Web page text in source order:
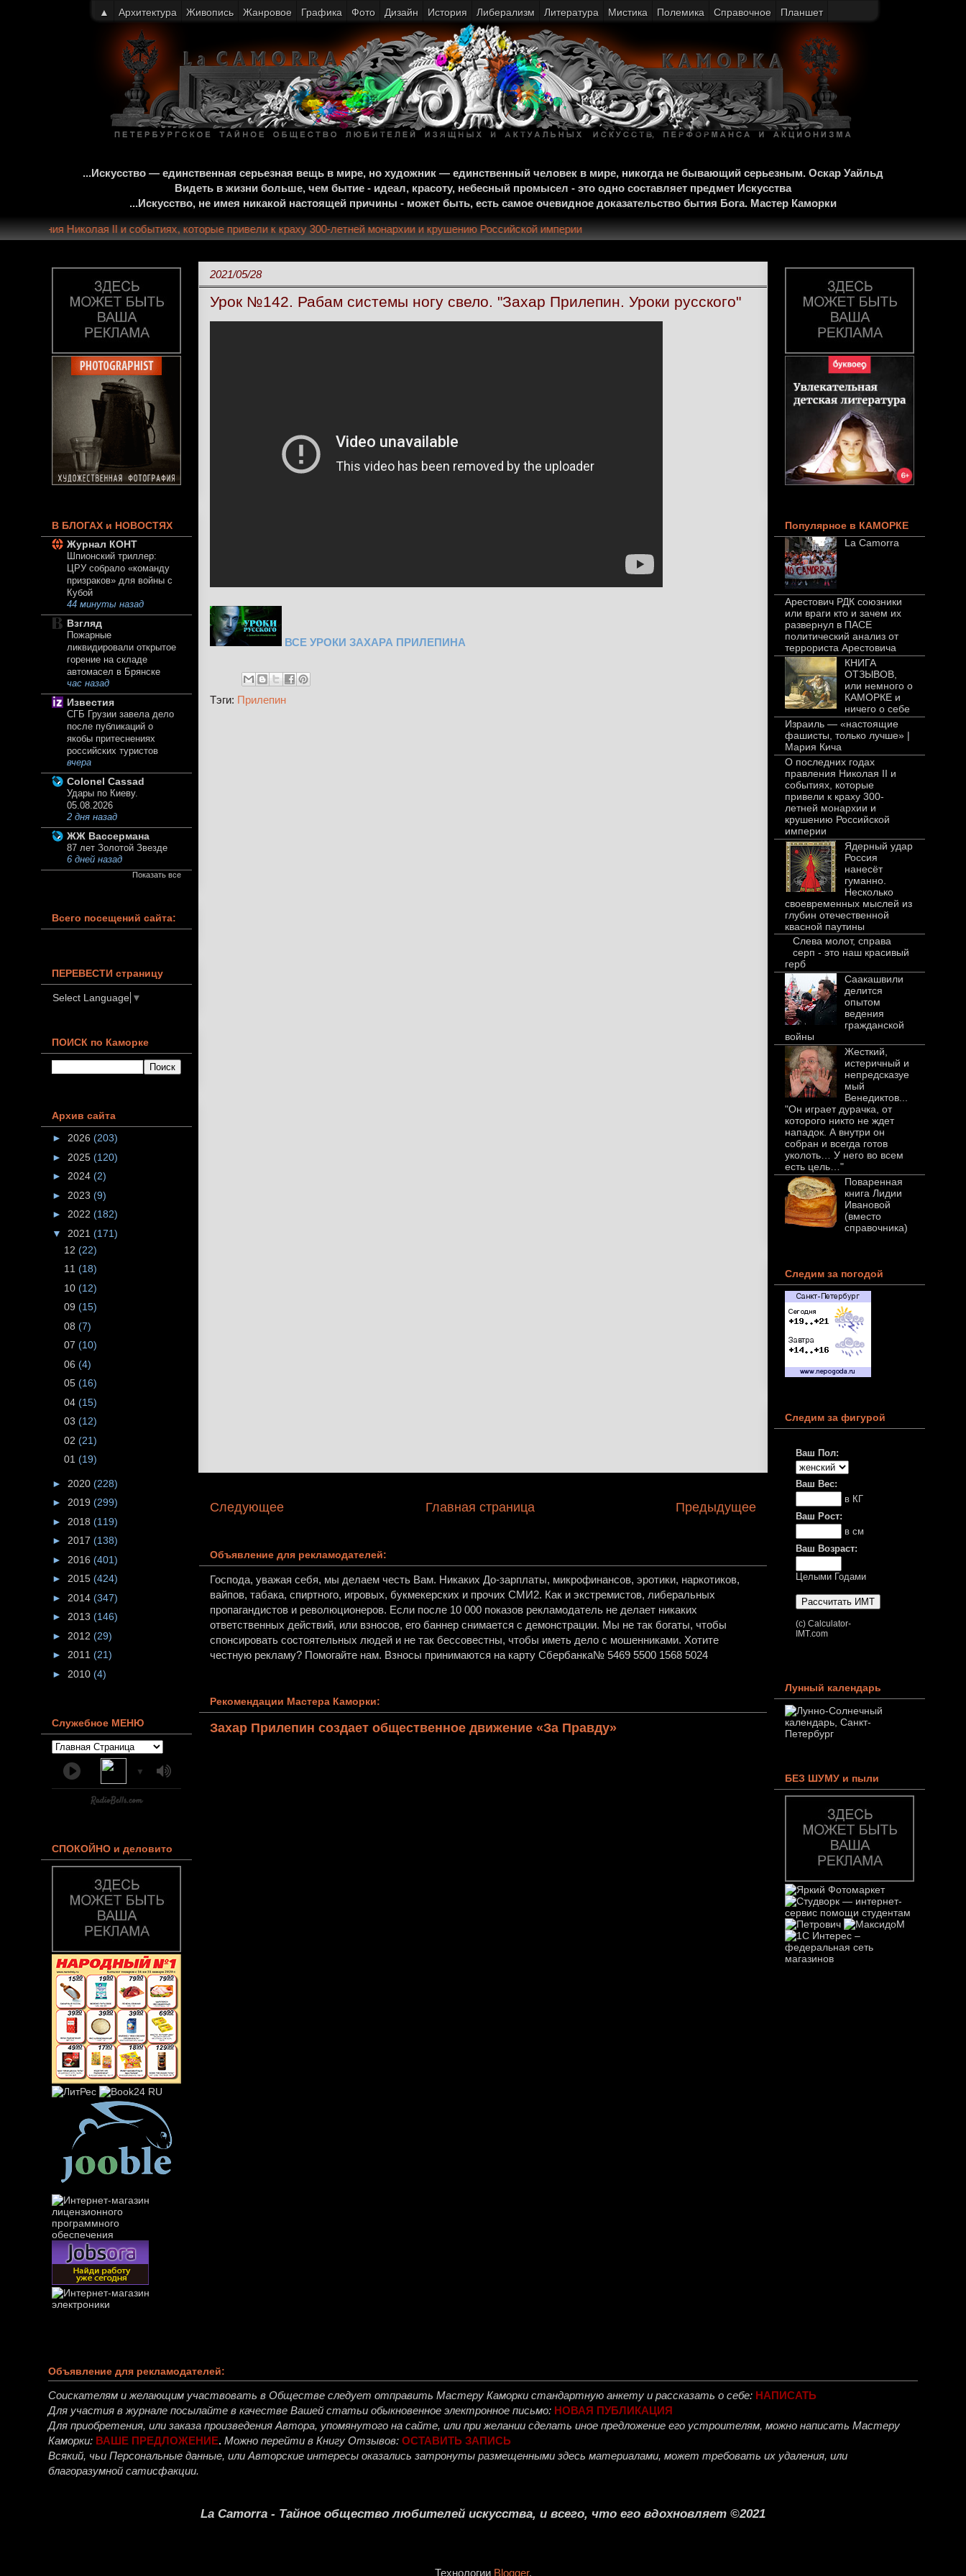
...Искусство — единственная серьезная вещь в мире, но художник — единственный человек в мире, никогда не бывающий серьезным. Оскар Уайльд
Видеть в жизни больше, чем бытие - идеал, красоту, небесный промысел - это одно составляет предмет Искусства
...Искусство, не имея никакой настоящей причины - может быть, есть самое очевидное доказательство бытия Бога. Мастер Каморки
правления Николая II и событиях, которые привели к краху 300-летней монархии и крушению Российской империи
2021/05/28
Урок №142. Рабам системы ногу свело. "Захар Прилепин. Уроки русского"
ВСЕ УРОКИ ЗАХАРА ПРИЛЕПИНА
Тэги: Прилепин
Следующее Предыдущее
Главная страница
Объявление для рекламодателей:
Господа, уважая себя, мы делаем честь Вам. Никаких До-зарплаты, микрофинансов, эротики, наркотиков,
вайпов, табака, спиртного, игровых, букмекерских и прочих СМИ2. Как и экстремистов, либеральных
пропагандистов и революционеров. Если после 10 000 показов рекламодатель не делает никаких
ответственных действий, или взносов, его баннер снимается с демонстрации. Мы не так богаты, чтобы
спонсировать состоятельных людей и не так бессовестны, чтобы иметь дело с мошенниками. Хотите
честную рекламу? Помогайте нам. Взносы принимаются на карту Сбербанка№ 5469 5500 1568 5024
Рекомендации Мастера Каморки:
Захар Прилепин создает общественное движение «За Правду»
В БЛОГАХ и НОВОСТЯХ
Журнал КОНТ
Шпионский триллер:
ЦРУ собрало «команду
призраков» для войны с
Кубой
44 минуты назад
Взгляд
Пожарные
ликвидировали открытое
горение на складе
автомасел в Брянске
час назад
Известия
СГБ Грузии завела дело
после публикаций о
якобы притеснениях
российских туристов
вчера
Colonel Cassad
Удары по Киеву.
05.08.2026
2 дня назад
ЖЖ Вассермана
87 лет Золотой Звезде
6 дней назад
Показать все
Всего посещений сайта:
ПЕРЕВЕСТИ страницу
Select Language ▼
ПОИСК по Каморке
Архив сайта
► 2026 (203)
► 2025 (120)
► 2024 (2)
► 2023 (9)
► 2022 (182)
▼ 2021 (171)
12 (22)
11 (18)
10 (12)
09 (15)
08 (7)
07 (10)
06 (4)
05 (16)
04 (15)
03 (12)
02 (21)
01 (19)
► 2020 (228)
► 2019 (299)
► 2018 (119)
► 2017 (138)
► 2016 (401)
► 2015 (424)
► 2014 (347)
► 2013 (146)
► 2012 (29)
► 2011 (21)
► 2010 (4)
Служебное МЕНЮ
▼
СПОКОЙНО и деловито
Популярное в КАМОРКЕ
La Camorra
Арестович РДК союзники
или враги кто и зачем их
развернул в ПАСЕ
политический анализ от
террориста Арестовича
КНИГА
ОТЗЫВОВ,
или немного о
КАМОРКЕ и
ничего о себе
Израиль — «настоящие
фашисты, только лучше» |
Мария Кича
О последних годах
правления Николая II и
событиях, которые
привели к краху 300-
летней монархии и
крушению Российской
империи
Ядерный удар
Россия
нанесёт
гуманно.
Несколько
своевременных мыслей из
глубин отечественной
квасной паутины
Слева молот, справа
серп - это наш красивый
герб
Саакашвили
делится
опытом
ведения
гражданской
войны
Жесткий,
истеричный и
непредсказуе
мый
Венедиктов...
"Он играет дурачка, от
которого никто не ждет
нападок. А внутри он
собран и всегда готов
уколоть… У него во всем
есть цель…"
Поваренная
книга Лидии
Ивановой
(вместо
справочника)
Следим за погодой
Следим за фигурой
Ваш Пол:
Ваш Вес:
в КГ
Ваш Рост:
в см
Ваш Возраст:
Целыми Годами
(c) Calculator-
IMT.com
Лунный календарь
БЕЗ ШУМУ и пыли
Объявление для рекламодателей:
Соискателям и желающим участвовать в Обществе следует отправить Мастеру Каморки стандартную анкету и рассказать о себе: НАПИСАТЬ
Для участия в журнале посылайте в качестве Вашей статьи обыкновенное электронное письмо: НОВАЯ ПУБЛИКАЦИЯ
Для приобретения, или заказа произведения Автора, упомянутого на сайте, или при желании сделать иное предложение его устроителям, можно написать Мастеру
Каморки: ВАШЕ ПРЕДЛОЖЕНИЕ. Можно перейти в Книгу Отзывов: ОСТАВИТЬ ЗАПИСЬ
Всякий, чьи Персональные данные, или Авторские интересы оказались затронуты размещенными здесь материалами, может требовать их удаления, или
благоразумной сатисфакции.
La Camorra - Тайное общество любителей искусства, и всего, что его вдохновляет ©2021
▲ Архитектура Живопись Жанровое Графика Фото Дизайн История Либерализм Литература Мистика Полемика Справочное Планшет
Технологии Blogger.